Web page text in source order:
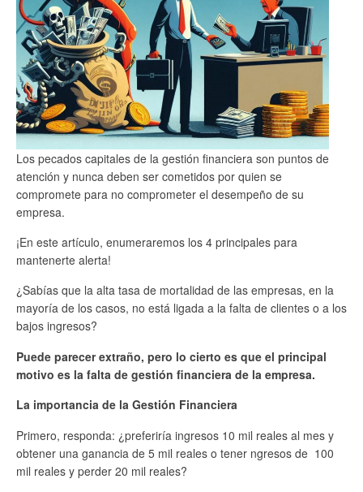
Los pecados capitales de la gestión financiera son puntos de
atención y nunca deben ser cometidos por quien se
compromete para no comprometer el desempeño de su
empresa.
¡En este artículo, enumeraremos los 4 principales para
mantenerte alerta!
¿Sabías que la alta tasa de mortalidad de las empresas, en la
mayoría de los casos, no está ligada a la falta de clientes o a los
bajos ingresos?
Puede parecer extraño, pero lo cierto es que el principal
motivo es la falta de gestión financiera de la empresa.
La importancia de la Gestión Financiera
Primero, responda: ¿preferiría ingresos 10 mil reales al mes y
obtener una ganancia de 5 mil reales o tener ngresos de 100
mil reales y perder 20 mil reales?